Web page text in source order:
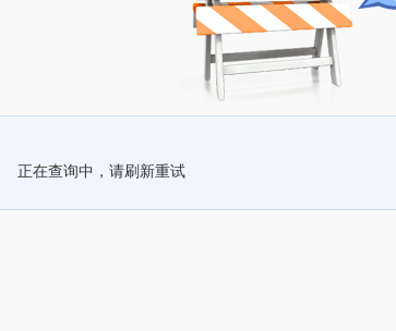
正在查询中，请刷新重试